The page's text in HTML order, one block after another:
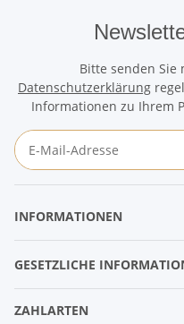
Bitte senden
Datenschutzerklärung
Informationen zu Ihrem
INFORMATIONEN
GESETZLICHE
ZAHLARTEN